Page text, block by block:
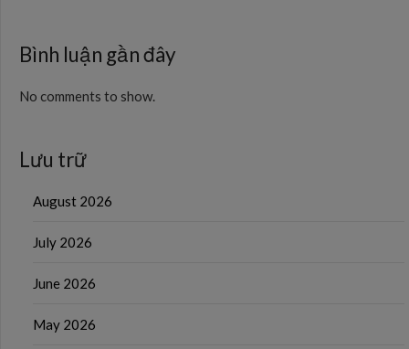
Bình luận gần đây
No comments to show.
Lưu trữ
August 2026
July 2026
June 2026
May 2026